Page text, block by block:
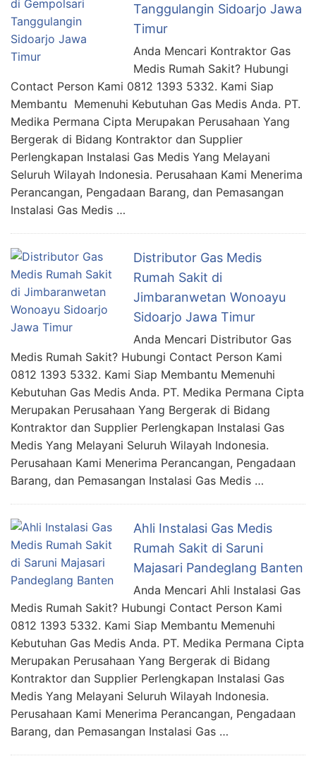
Tanggulangin Sidoarjo Jawa
Timur
Anda Mencari Kontraktor Gas
Medis Rumah Sakit? Hubungi
Contact Person Kami 0812 1393 5332. Kami Siap
Membantu Memenuhi Kebutuhan Gas Medis Anda. PT.
Medika Permana Cipta Merupakan Perusahaan Yang
Bergerak di Bidang Kontraktor dan Supplier
Perlengkapan Instalasi Gas Medis Yang Melayani
Seluruh Wilayah Indonesia. Perusahaan Kami Menerima
Perancangan, Pengadaan Barang, dan Pemasangan
Instalasi Gas Medis …
Distributor Gas Medis
Rumah Sakit di
Jimbaranwetan Wonoayu
Sidoarjo Jawa Timur
Anda Mencari Distributor Gas
Medis Rumah Sakit? Hubungi Contact Person Kami
0812 1393 5332. Kami Siap Membantu Memenuhi
Kebutuhan Gas Medis Anda. PT. Medika Permana Cipta
Merupakan Perusahaan Yang Bergerak di Bidang
Kontraktor dan Supplier Perlengkapan Instalasi Gas
Medis Yang Melayani Seluruh Wilayah Indonesia.
Perusahaan Kami Menerima Perancangan, Pengadaan
Barang, dan Pemasangan Instalasi Gas Medis …
Ahli Instalasi Gas Medis
Rumah Sakit di Saruni
Majasari Pandeglang Banten
Anda Mencari Ahli Instalasi Gas
Medis Rumah Sakit? Hubungi Contact Person Kami
0812 1393 5332. Kami Siap Membantu Memenuhi
Kebutuhan Gas Medis Anda. PT. Medika Permana Cipta
Merupakan Perusahaan Yang Bergerak di Bidang
Kontraktor dan Supplier Perlengkapan Instalasi Gas
Medis Yang Melayani Seluruh Wilayah Indonesia.
Perusahaan Kami Menerima Perancangan, Pengadaan
Barang, dan Pemasangan Instalasi Gas …